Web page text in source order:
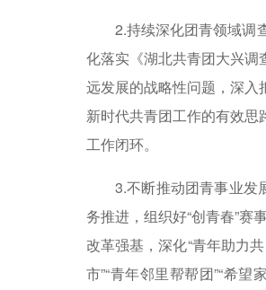
2.持续深化团青领域调查
化落实《湖北共青团大兴
远发展的战略性问题，深
新时代共青团工作的有效
工作闭环。
3.不断推动团青事业发展
务推进，组织好“创青春”赛
改革强基，深化“青年助力
市”“青年邻里帮帮团”“希